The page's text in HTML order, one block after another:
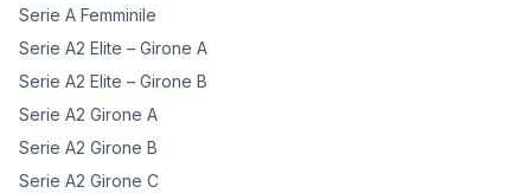
Serie A Femminile
Serie A2 Elite – Girone A
Serie A2 Elite – Girone B
Serie A2 Girone A
Serie A2 Girone B
Serie A2 Girone C